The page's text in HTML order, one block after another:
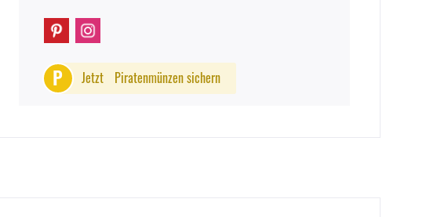
P Jetzt Piratenmünzen sichern